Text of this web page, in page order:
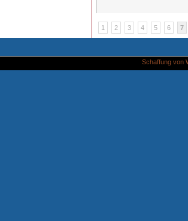
1 2 3 4 5 6 7
Schaffung von